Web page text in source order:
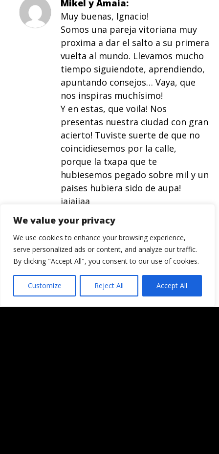
We value your privacy
We use cookies to enhance your browsing experience,
serve personalized ads or content, and analyze our traffic.
By clicking "Accept All", you consent to our use of cookies.
Customize Reject All Accept All
Mikel y Amaia
Muy buenas, Ignacio!
Somos una pareja vitoriana muy
proxima a dar el salto a su primera
vuelta al mundo. Llevamos mucho
tiempo siguiendote, aprendiendo,
apuntando consejos… Vaya, que
nos inspiras muchísimo!
Y en estas, que voila! Nos
presentas nuestra ciudad con gran
acierto! Tuviste suerte de que no
coincidiesemos por la calle,
porque la txapa que te
hubiesemos pegado sobre mil y un
paises hubiera sido de aupa!
jajajjaa
para que la family y los amigos nos
sigan (así como para picarles el
gusanillo e instigarles a hacernos
una visitilla). Sería genial poder
estar en contacto contigo por esta
vía.
A lo dicho, muchísimas gracias por